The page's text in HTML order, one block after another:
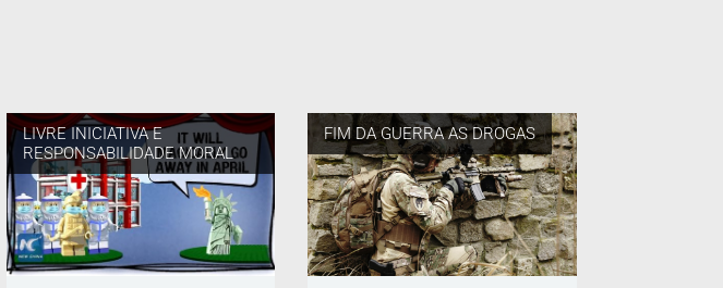
LIVRE INICIATIVA E
RESPONSABILIDADE MORAL
FIM DA GUERRA AS DROGAS